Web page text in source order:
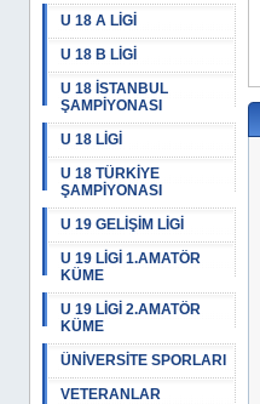
U 18 A LİGİ
U 18 B LİGİ
U 18 İSTANBUL
ŞAMPİYONASI
U 18 LİGİ
U 18 TÜRKİYE
ŞAMPİYONASI
U 19 GELİŞİM LİGİ
U 19 LİGİ 1.AMATÖR
KÜME
U 19 LİGİ 2.AMATÖR
KÜME
ÜNİVERSİTE SPORLARI
VETERANLAR